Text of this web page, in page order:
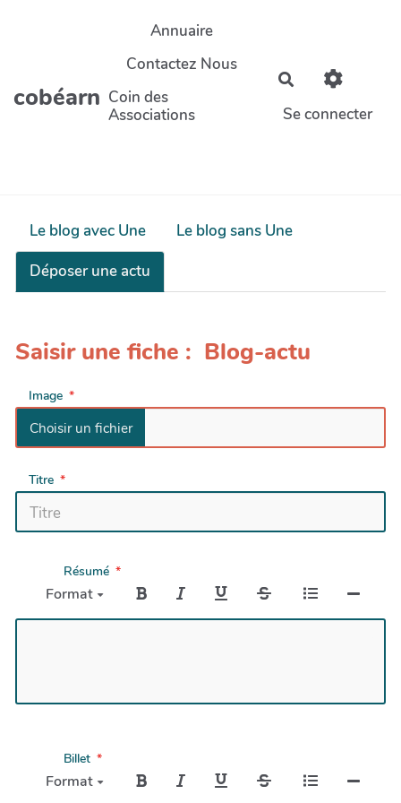
Aller au contenu principal
cobéarn
Annuaire
Contactez Nous
Coin des
Associations
Rechercher
Se connecter
Le blog avec Une
Le blog sans Une
Déposer une actu
Saisir une fiche : Blog-actu
Image
Titre
Résumé
Format
Billet
Format